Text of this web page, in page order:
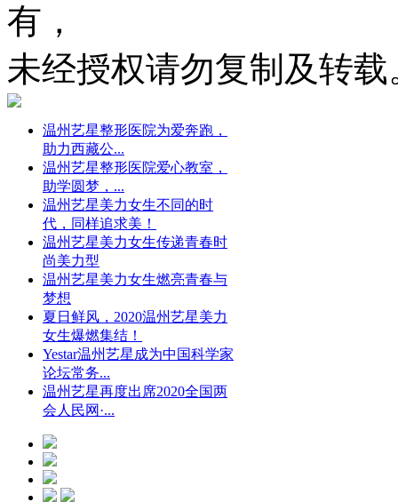
有，
未经授权请勿复制及转
温州艺星整形医院为爱奔跑，
助力西藏公...
温州艺星整形医院爱心教室，
助学圆梦，...
温州艺星美力女生不同的时
代，同样追求美！
温州艺星美力女生传递青春时
尚美力型
温州艺星美力女生燃亮青春与
梦想
夏日鲜风，2020温州艺星美力
女生爆燃集结！
Yestar温州艺星成为中国科学家
论坛常务...
温州艺星再度出席2020全国两
会人民网·...